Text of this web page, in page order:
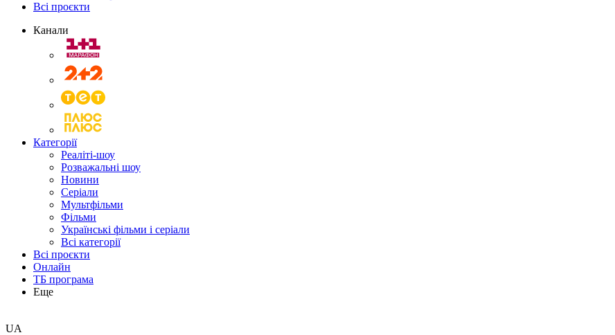
Всі проєкти
Канали
Категорії
Реаліті-шоу
Розважальні шоу
Новини
Серіали
Мультфільми
Фільми
Українські фільми і серіали
Всі категорії
Всі проєкти
Онлайн
ТБ програма
Еще
UA